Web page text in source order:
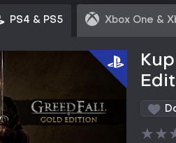
PS4 & PS5 Xbox One &
★★